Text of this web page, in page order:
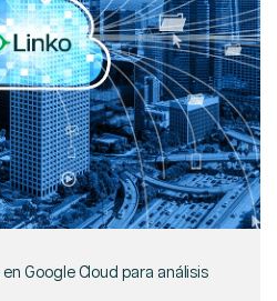
Google Cloud para análisis